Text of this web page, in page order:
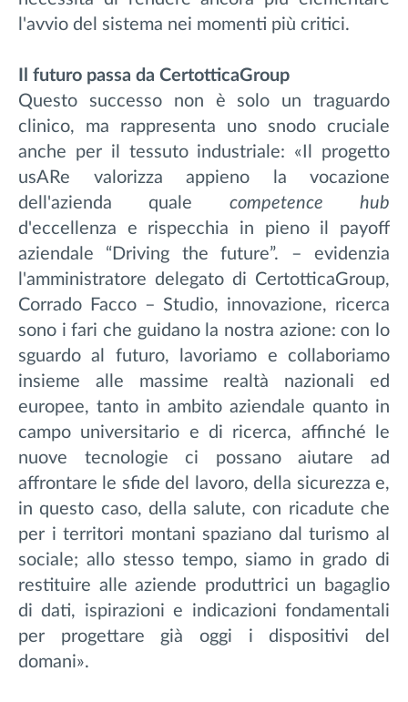
l'avvio del sistema nei momenti più critici.
Il futuro passa da CertotticaGroup
Questo successo non è solo un traguardo
clinico, ma rappresenta uno snodo cruciale
anche per il tessuto industriale: «Il progetto
usARe valorizza appieno la vocazione
dell'azienda quale competence hub
d'eccellenza e rispecchia in pieno il payoff
aziendale “Driving the future”. – evidenzia
l'amministratore delegato di CertotticaGroup,
Corrado Facco – Studio, innovazione, ricerca
sono i fari che guidano la nostra azione: con lo
sguardo al futuro, lavoriamo e collaboriamo
insieme alle massime realtà nazionali ed
europee, tanto in ambito aziendale quanto in
campo universitario e di ricerca, affinché le
nuove tecnologie ci possano aiutare ad
affrontare le sfide del lavoro, della sicurezza e,
in questo caso, della salute, con ricadute che
per i territori montani spaziano dal turismo al
sociale; allo stesso tempo, siamo in grado di
restituire alle aziende produttrici un bagaglio
di dati, ispirazioni e indicazioni fondamentali
per progettare già oggi i dispositivi del
domani».